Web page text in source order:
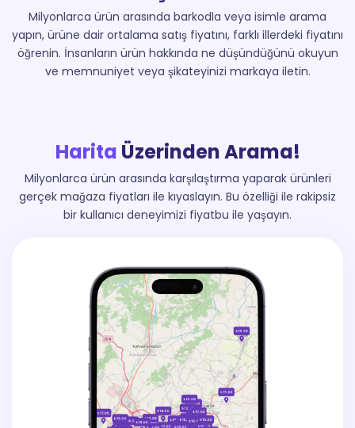
Milyonlarca ürün arasında barkodla veya isimle arama
yapın, ürüne dair ortalama satış fiyatını, farklı illerdeki fiyatını
öğrenin. İnsanların ürün hakkında ne düşündüğünü okuyun
ve memnuniyet veya şikateyinizi markaya iletin.
Harita Üzerinden Arama!
Milyonlarca ürün arasında karşılaştırma yaparak ürünleri
gerçek mağaza fiyatları ile kıyaslayın. Bu özelliği ile rakipsiz
bir kullanıcı deneyimizi fiyatbu ile yaşayın.